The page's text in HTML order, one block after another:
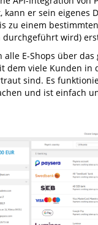
er sein eigenes
zu einem
durchgeführt wird)
alle E-Shops über das
dem viele Kunden in
sind. Es
und ist einfach